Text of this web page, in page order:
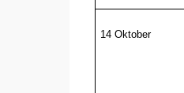
14 Oktober